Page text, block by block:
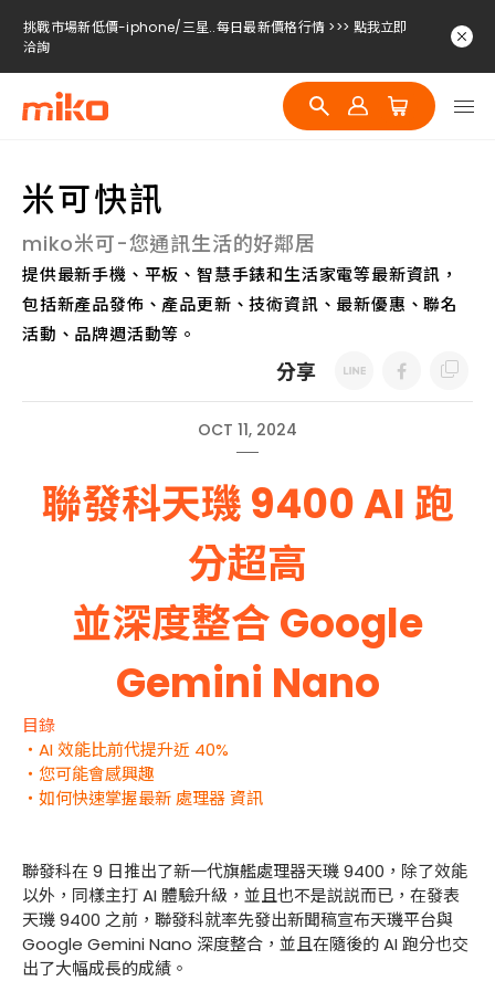
挑戰市場新低價-iphone/三星..每日最新價格行情 >>> 點我立即
洽詢
挑戰市場新低價-iphone/三星..每日最新價格行情 >>> 點我立即
洽詢
挑戰市場新低價-iphone/三星..每日最新價格行情 >>> 點我立即
米可快訊
miko米可-您通訊生活的好鄰居
提供最新手機、平板、智慧手錶和生活家電等最新資訊，
包括新產品發佈、產品更新、技術資訊、最新優惠、聯名
活動、品牌週活動等。
分享
OCT 11, 2024
聯發科天璣 9400 AI 跑
分超高
並深度整合 Google
Gemini Nano
目錄
・AI 效能比前代提升近 40%
・您可能會感興趣
・如何快速掌握最新 處理器 資訊
聯發科在 9 日推出了新一代旗艦處理器天璣 9400，除了效能
以外，同樣主打 AI 體驗升級，並且也不是説説而已，在發表
天璣 9400 之前，聯發科就率先發出新聞稿宣布天璣平台與
Google Gemini Nano 深度整合，並且在隨後的 AI 跑分也交
出了大幅成長的成績。